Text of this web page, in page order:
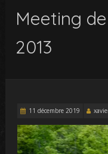
Meeting
2013
11 décembre 2019